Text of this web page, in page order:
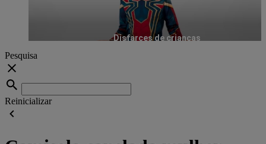
Disfarces de crianças
Pesquisa
Reinicializar